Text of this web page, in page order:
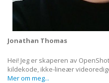
Jonathan Thomas
Hei! Jeg er skaperen av
kildekode, ikke-lineær
Mer om meg...